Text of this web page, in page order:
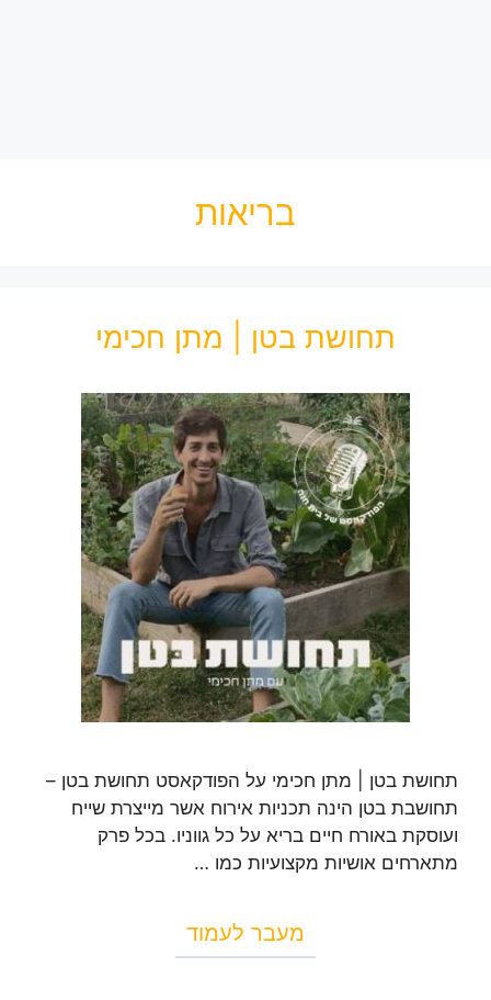
בריאות
תחושת בטן | מתן חכימי
תחושת בטן | מתן חכימי על הפודקאסט תחושת בטן –
תחושבת בטן הינה תכניות אירוח אשר מייצרת שייח
ועוסקת באורח חיים בריא על כל גווניו. בכל פרק
מתארחים אושיות מקצועיות כמו …
מעבר לעמוד